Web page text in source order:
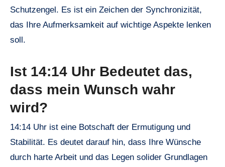
Schutzengel. Es ist ein Zeichen der Synchronizität,
das Ihre Aufmerksamkeit auf wichtige Aspekte lenken
soll.
Ist 14:14 Uhr Bedeutet das,
dass mein Wunsch wahr
wird?
14:14 Uhr ist eine Botschaft der Ermutigung und
Stabilität. Es deutet darauf hin, dass Ihre Wünsche
durch harte Arbeit und das Legen solider Grundlagen